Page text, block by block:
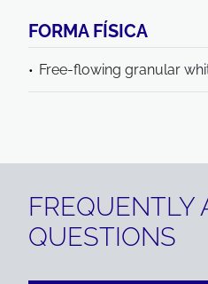
FORMA FÍSICA
Free-flowing granular
FREQUENTLY
QUESTIONS